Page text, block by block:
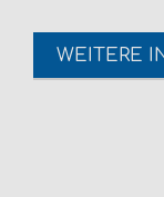
WEITERE